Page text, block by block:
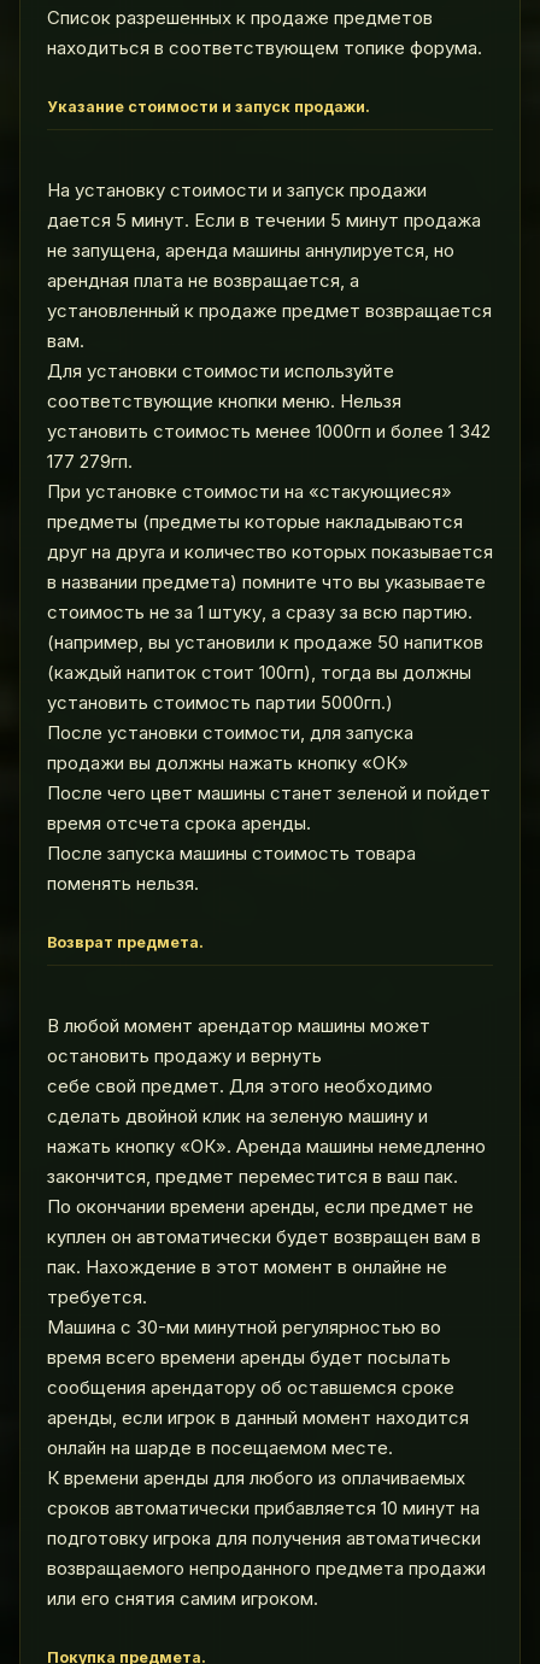
Список разрешенных к продаже предметов
находиться в соответствующем топике форума.
Указание стоимости и запуск продажи.
На установку стоимости и запуск продажи
дается 5 минут. Если в течении 5 минут продажа
не запущена, аренда машины аннулируется, но
арендная плата не возвращается, а
установленный к продаже предмет возвращается
вам.
Для установки стоимости используйте
соответствующие кнопки меню. Нельзя
установить стоимость менее 1000гп и более 1 342
177 279гп.
При установке стоимости на «стакующиеся»
предметы (предметы которые накладываются
друг на друга и количество которых показывается
в названии предмета) помните что вы указываете
стоимость не за 1 штуку, а сразу за всю партию.
(например, вы установили к продаже 50 напитков
(каждый напиток стоит 100гп), тогда вы должны
установить стоимость партии 5000гп.)
После установки стоимости, для запуска
продажи вы должны нажать кнопку «ОК»
После чего цвет машины станет зеленой и пойдет
время отсчета срока аренды.
После запуска машины стоимость товара
поменять нельзя.
Возврат предмета.
В любой момент арендатор машины может
остановить продажу и вернуть
себе свой предмет. Для этого необходимо
сделать двойной клик на зеленую машину и
нажать кнопку «ОК». Аренда машины немедленно
закончится, предмет переместится в ваш пак.
По окончании времени аренды, если предмет не
куплен он автоматически будет возвращен вам в
пак. Нахождение в этот момент в онлайне не
требуется.
Машина с 30-ми минутной регулярностью во
время всего времени аренды будет посылать
сообщения арендатору об оставшемся сроке
аренды, если игрок в данный момент находится
онлайн на шарде в посещаемом месте.
К времени аренды для любого из оплачиваемых
сроков автоматически прибавляется 10 минут на
подготовку игрока для получения автоматически
возвращаемого непроданного предмета продажи
или его снятия самим игроком.
Покупка предмета.